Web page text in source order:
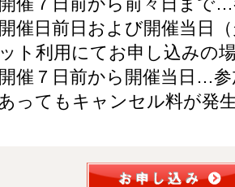
催日前日および開催当日
ト利用にてお申し込みの
催７日前から開催当日…
ってもキャンセル料が発